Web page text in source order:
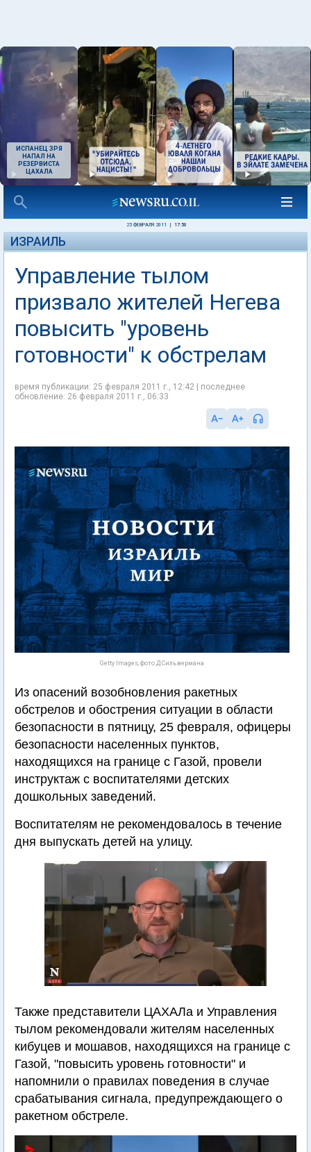
ИСПАНЕЦ ЗРЯ
НАПАЛ НА
РЕЗЕРВИСТА
ЦАХАЛА
25 ФЕВРАЛЯ 2011 17:50
ИЗРАИЛЬ
Управление тылом
призвало жителей Негева
повысить "уровень
готовности" к обстрелам
время публикации: 25 февраля 2011 г., 12:42 | последнее
обновление: 26 февраля 2011 г., 06:33
Getty Images, фото Д.Сильвермана
Из опасений возобновления ракетных
обстрелов и обострения ситуации в области
безопасности в пятницу, 25 февраля, офицеры
безопасности населенных пунктов,
находящихся на границе с Газой, провели
инструктаж с воспитателями детских
дошкольных заведений.
Воспитателям не рекомендовалось в течение
дня выпускать детей на улицу.
Также представители ЦАХАЛа и Управления
тылом рекомендовали жителям населенных
кибуцев и мошавов, находящихся на границе с
Газой, "повысить уровень готовности" и
напомнили о правилах поведения в случае
срабатывания сигнала, предупреждающего о
ракетном обстреле.